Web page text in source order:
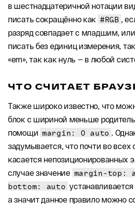
в шестнадцатеричной нотации
писать сокращённо как #RGB
,
разряд совпадает с младшим,
писать без единиц измерения,
«em», так как нуль — в любой
ЧТО СЧИТАЕТ
Также широко известно, что
блок с шириной меньше
помощи margin: 0 auto
.
задумывается, что почти во всех
касается непозиционированных
случае значение margin-top:
bottom: auto
а значит данное правило можно